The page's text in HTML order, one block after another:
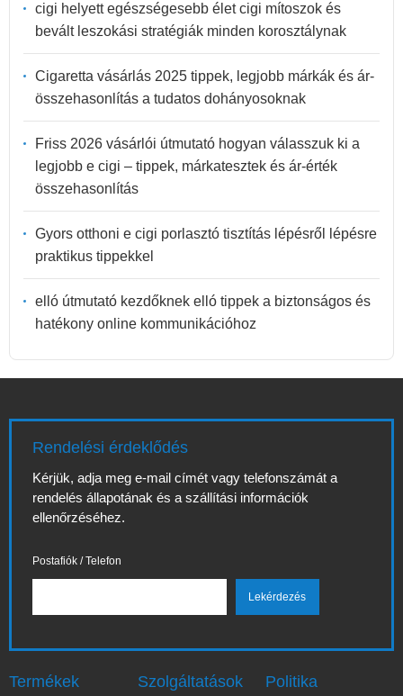
cigi helyett egészségesebb élet cigi mítoszok és
bevált leszokási stratégiák minden korosztálynak
Cigaretta vásárlás 2025 tippek, legjobb márkák és ár-
összehasonlítás a tudatos dohányosoknak
Friss 2026 vásárlói útmutató hogyan válasszuk ki a
legjobb e cigi – tippek, márkatesztek és ár-érték
összehasonlítás
Gyors otthoni e cigi porlasztó tisztítás lépésről lépésre
praktikus tippekkel
elló útmutató kezdőknek elló tippek a biztonságos és
hatékony online kommunikációhoz
Rendelési érdeklődés
Kérjük, adja meg e-mail címét vagy telefonszámát a
rendelés állapotának és a szállítási információk
ellenőrzéséhez.
Postafiók / Telefon
Termékek Szolgáltatások Politika